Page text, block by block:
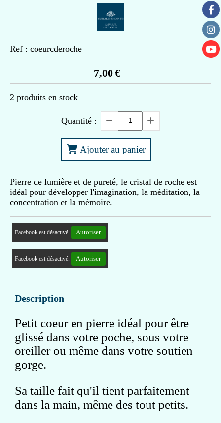
Ref : coeurcderoche
7,00€
2 produits en stock
Quantité :
Ajouter au panier
Pierre de lumière et de pureté, le cristal de roche est
idéal pour développer l'imagination, la méditation, la
concentration et la mémoire.
Facebook est désactivé. Autoriser
Facebook est désactivé. Autoriser
Description
Petit coeur en pierre idéal pour être
glissé dans votre poche, sous votre
oreiller ou même dans votre soutien
gorge.
Sa taille fait qu'il tient parfaitement
dans la main, même des tout petits.